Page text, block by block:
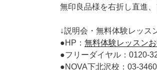
無印良品様を右折し直進
↓説明会・無料体験レッス
●HP： 無料体験レッスン
●フリーダイヤル：0120-
●NOVA下北沢校：03-